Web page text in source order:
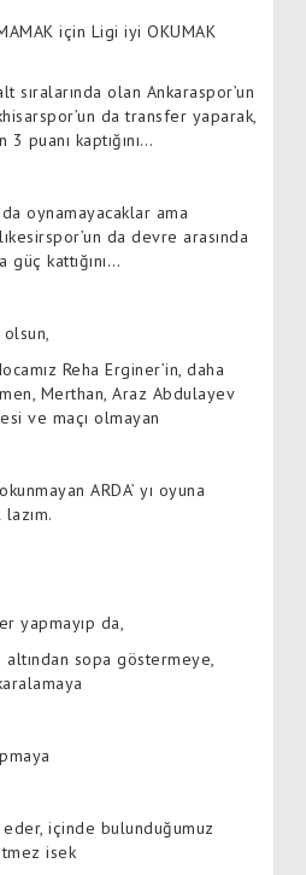
için Ligi iyi OKUMAK
sıralarında olan Ankaraspor’un
da transfer yaparak,
puanı kaptığını…
oynamayacaklar ama
da devre arasında
kattığını…
Reha Erginer’in, daha
Merthan, Araz Abdulayev
ve maçı olmayan
ARDA’ yı oyuna
lazım.
yapmayıp da,
sopa göstermeye,
içinde bulunduğumuz
isek